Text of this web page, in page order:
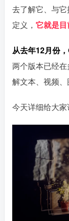
去了解它、与
定义， 它就是
从去年12月份
两个版本已经
解文本、视频、
今天详细给大家